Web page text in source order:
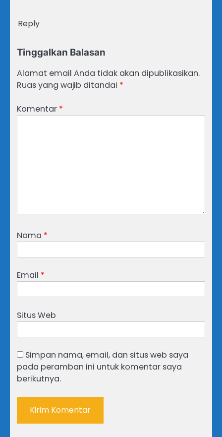
Reply
Tinggalkan Balasan
Alamat email Anda tidak akan dipublikasikan.
Ruas yang wajib ditandai *
Komentar *
Nama *
Email *
Situs Web
Simpan nama, email, dan situs web saya
pada peramban ini untuk komentar saya
berikutnya.